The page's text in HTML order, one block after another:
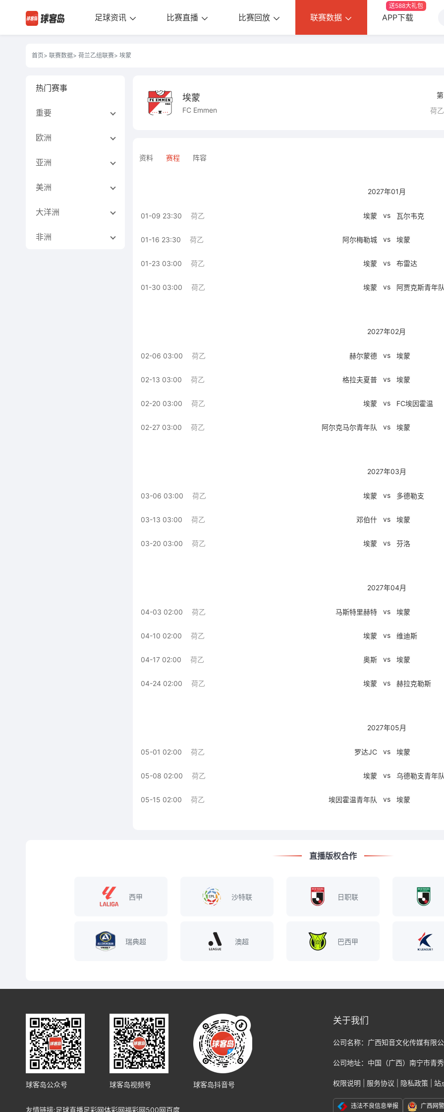
足球资讯 比赛直播 比赛回放 联赛数据 APP下载
送588大礼包
首页> 联赛数据> 荷兰乙组联赛> 埃蒙
热门赛事
重要
欧洲
亚洲
美洲
大洋洲
非洲
埃蒙
FC Emmen
荷
资料 赛程 阵容
2027年01月
01-09 23:30 荷乙 埃蒙 vs 瓦尔韦克
01-16 23:30 荷乙 阿尔梅勒城 vs 埃蒙
01-23 03:00 荷乙 埃蒙 vs 布雷达
01-30 03:00 荷乙 埃蒙 vs 阿贾克斯青年
2027年02月
02-06 03:00 荷乙 赫尔蒙德 vs 埃蒙
02-13 03:00 荷乙 格拉夫夏普 vs 埃蒙
02-20 03:00 荷乙 埃蒙 vs FC埃因霍温
02-27 03:00 荷乙 阿尔克马尔青年队 vs 埃蒙
2027年03月
03-06 03:00 荷乙 埃蒙 vs 多德勒支
03-13 03:00 荷乙 邓伯什 vs 埃蒙
03-20 03:00 荷乙 埃蒙 vs 芬洛
2027年04月
04-03 02:00 荷乙 马斯特里赫特 vs 埃蒙
04-10 02:00 荷乙 埃蒙 vs 维迪斯
04-17 02:00 荷乙 奥斯 vs 埃蒙
04-24 02:00 荷乙 埃蒙 vs 赫拉克勒斯
2027年05月
05-01 02:00 荷乙 罗达JC vs 埃蒙
05-08 02:00 荷乙 埃蒙 vs 乌德勒支青年
05-15 02:00 荷乙 埃因霍温青年队 vs 埃蒙
直播版权合作
西甲 沙特联 日职联
瑞典超 澳超 巴西甲
球客岛公众号 球客岛视频号 球客岛抖音号
友情链接:足球直播足彩网体彩网福彩网500网百度
关于我们
公司名称： 广西知音文化传媒有限
公司地址： 中国（广西）南宁市青
权限说明 服务协议 隐私政策 站
违法不良信息举报 广西网警